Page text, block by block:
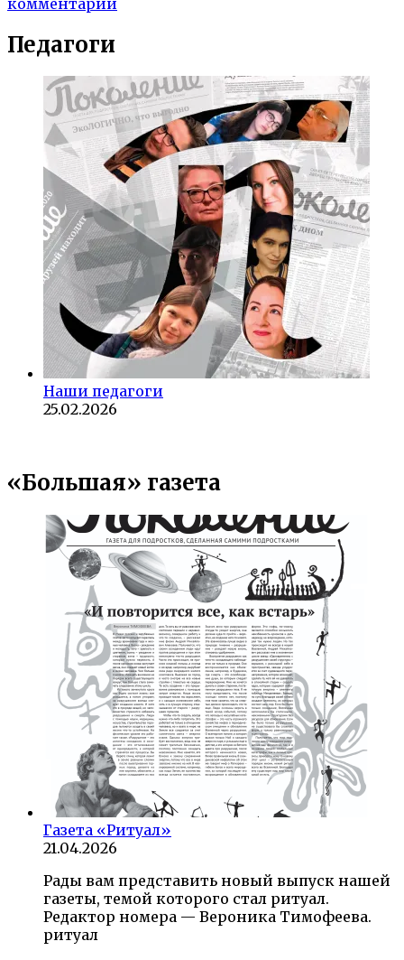
Педагоги
Наши педагоги
25.02.2026
«Большая» газета
Газета «Ритуал»
21.04.2026
Рады вам представить новый выпуск нашей
газеты, темой которого стал ритуал.
Редактор номера — Вероника Тимофеева.
ритуал